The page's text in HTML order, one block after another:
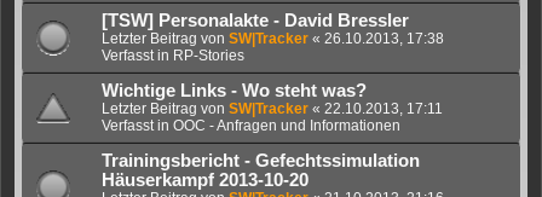
[TSW] Personalakte - David Bressler
Letzter Beitrag von SW|Tracker « 26.10.2013, 17:38
Verfasst in RP-Stories
Wichtige Links - Wo steht was?
Letzter Beitrag von SW|Tracker « 22.10.2013, 17:11
Verfasst in OOC - Anfragen und Informationen
Trainingsbericht - Gefechtssimulation
Häuserkampf 2013-10-20